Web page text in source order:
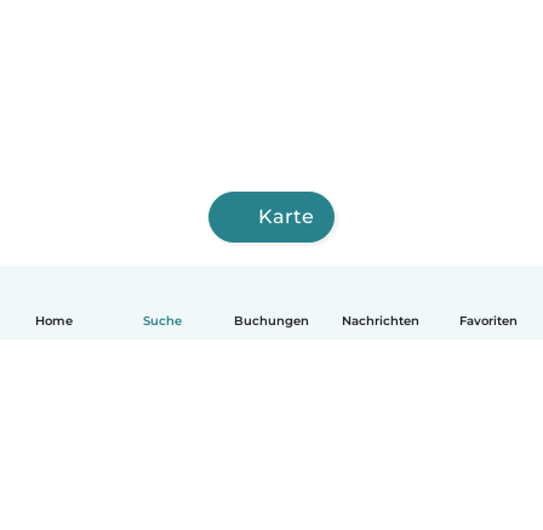
Home Suche Buchungen Nachrichten Favoriten
Karte